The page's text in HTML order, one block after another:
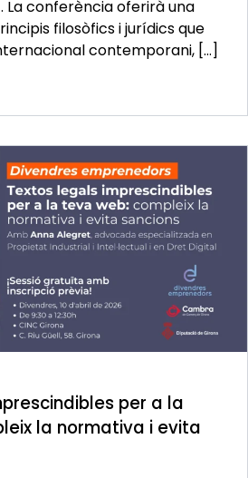
La conferència oferirà una
filosòfics i jurídics que
contemporani, […]
per a la
la normativa i evita